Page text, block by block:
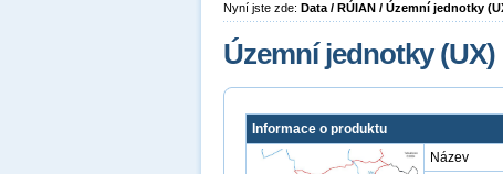
Nyní jste zde: Data / RÚIAN / Územní jednotky
Územní jednotky (UX)
Informace o produktu
Název